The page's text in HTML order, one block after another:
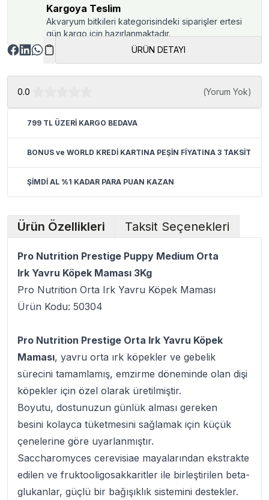
Kargoya Teslim
Akvaryum bitkileri kategorisindeki siparişler ertesi
gün kargo için hazırlanmaktadır.
ÜRÜN DETAYI
0.0 (Yorum Yok)
799 TL ÜZERİ KARGO BEDAVA
BONUS ve WORLD KREDİ KARTINA PEŞİN FİYATINA 3 TAKSİT
ŞİMDİ AL %1 KADAR PARA PUAN KAZAN
Ürün Özellikleri Taksit Seçenekleri
Pro Nutrition Prestige Puppy Medium Orta
Irk Yavru Köpek Maması 3Kg
Pro Nutrition Orta Irk Yavru Köpek Maması
Ürün Kodu: 50304
Pro Nutrition Prestige Orta Irk Yavru Köpek
Maması, yavru orta ırk köpekler ve gebelik
sürecini tamamlamış, emzirme döneminde olan dişi
köpekler için özel olarak üretilmiştir.
Boyutu, dostunuzun günlük alması gereken
besini kolayca tüketmesini sağlamak için küçük
çenelerine göre uyarlanmıştır.
Saccharomyces cerevisiae mayalarından ekstrakte
edilen ve fruktooligosakkaritler ile birleştirilen beta-
glukanlar, güçlü bir bağışıklık sistemini destekler.